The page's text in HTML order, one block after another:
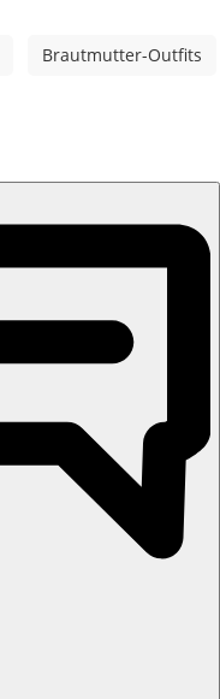
Brautmutter-Outfits